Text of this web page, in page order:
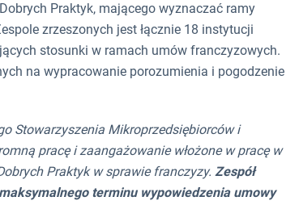
Praktyk, mającego wyznaczać ramy
zrzeszonych jest łącznie 18 instytucji
stosunki w ramach umów franczyzowych.
na wypracowanie porozumienia i pogodzenie
Stowarzyszenia Mikroprzedsiębiorców i
pracę i zaangażowanie włożone w pracę w
Praktyk w sprawie franczyzy. Zespół
terminu wypowiedzenia umowy